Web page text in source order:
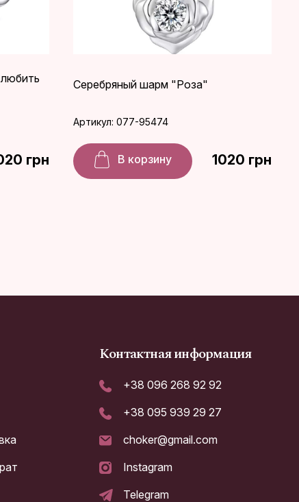
грн
Серебряный шарм "Роза"
Артикул: 077-95474
В корзину 1020 грн
Контактная информация
+38 096 268 92 92
+38 095 939 29 27
choker@gmail.com
Instagram
Telegram